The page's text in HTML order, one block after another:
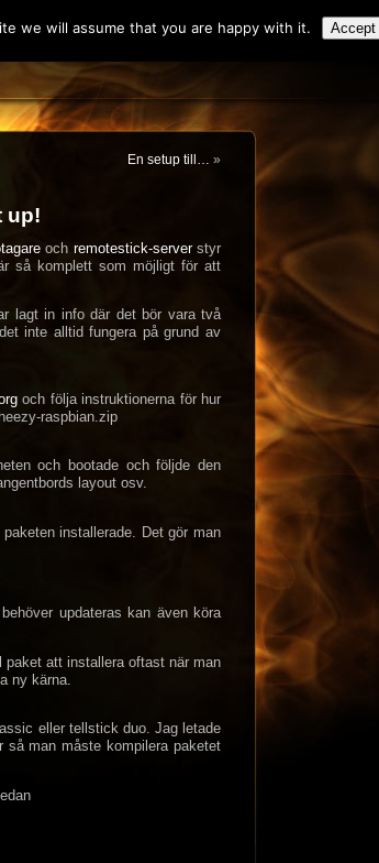
En setup till… »
up!
och remotestick-serverstyr
så komplett som möjligt för att
lagt in info där det bör vara två
inte alltid fungera på grund av
och följa instruktionerna för hur
raspbian.zip
och bootade och följde den
layout osv.
installerade. Det gör man
updateras kan även köra
att installera oftast när man
ny kärna.
eller tellstick duo. Jag letade
så man måste kompilera paketet
we will assume that you are happy with it. Accept